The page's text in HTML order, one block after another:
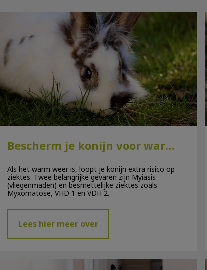
Bescherm je konijn voor warmere dagen
Bescherm je konijn voor warmere dagen
Als het warm weer is, loopt je konijn extra risico op
ziektes. Twee belangrijke gevaren zijn Myiasis
(vliegenmaden) en besmettelijke ziektes zoals
Myxomatose, VHD 1 en VDH 2.
Lees hier meer over
Zorg voor je senior hond of kat